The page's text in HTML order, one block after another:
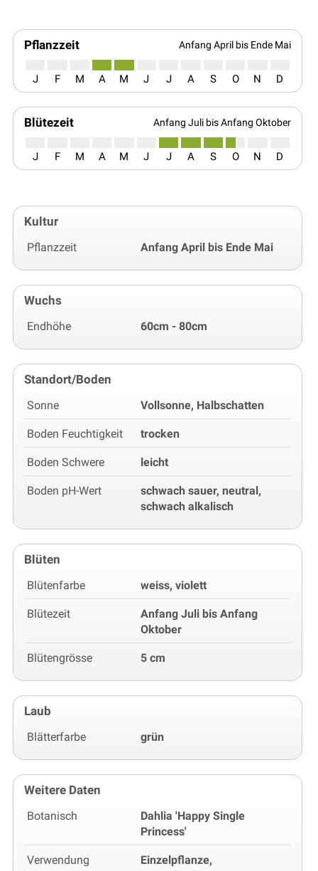
Pflanzzeit Anfang April bis Ende Mai
J F M A M J J A S O N D
Blütezeit Anfang Juli bis Anfang Oktober
J F M A M J J A S O N D
Kultur
Pflanzzeit Anfang April bis Ende Mai
Wuchs
Endhöhe 60cm - 80cm
Standort/Boden
Sonne Vollsonne, Halbschatten
Boden Feuchtigkeit trocken
Boden Schwere leicht
Boden pH-Wert
schwach sauer, neutral,
schwach alkalisch
Blüten
Blütenfarbe weiss, violett
Blütezeit
Anfang Juli bis Anfang
Oktober
Blütengrösse 5 cm
Laub
Blätterfarbe grün
Weitere Daten
Botanisch
Dahlia 'Happy Single
Princess'
Verwendung
Einzelpflanze,